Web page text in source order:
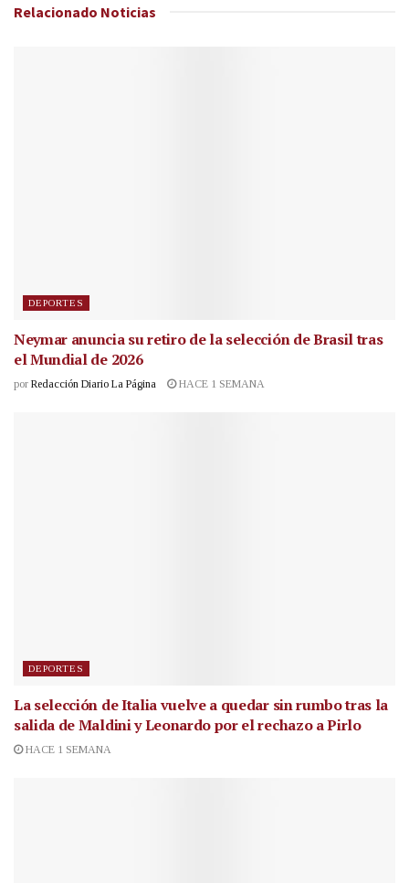
Relacionado Noticias
DEPORTES
Neymar anuncia su retiro de la selección de Brasil tras
el Mundial de 2026
por Redacción Diario La Página HACE 1 SEMANA
DEPORTES
La selección de Italia vuelve a quedar sin rumbo tras la
salida de Maldini y Leonardo por el rechazo a Pirlo
HACE 1 SEMANA